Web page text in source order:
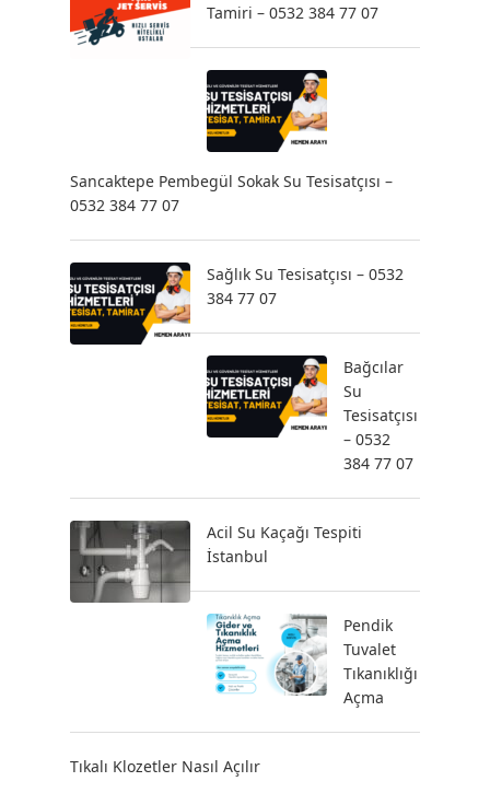
Tamiri – 0532 384 77 07
Sancaktepe Pembegül Sokak Su Tesisatçısı –
0532 384 77 07
Sağlık Su Tesisatçısı – 0532
384 77 07
Bağcılar
Su
Tesisatçısı
– 0532
384 77 07
Acil Su Kaçağı Tespiti
İstanbul
Pendik
Tuvalet
Tıkanıklığı
Açma
Tıkalı Klozetler Nasıl Açılır